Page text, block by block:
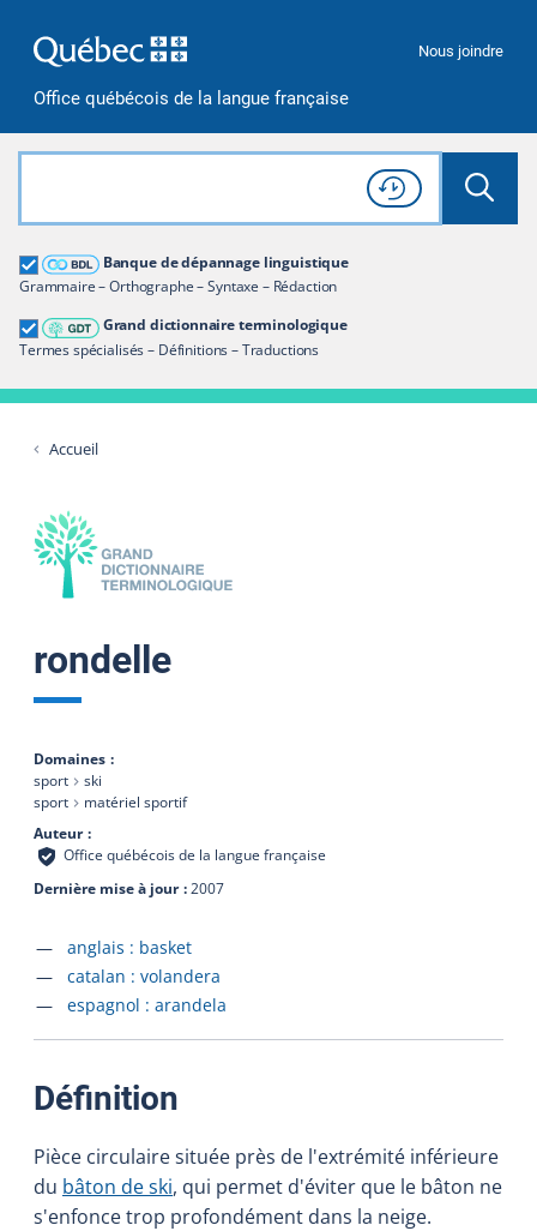
Office québécois de la langue française
Nous joindre
Rechercher dans tout le site
Lancer
Consulter l'
Historique
de recherche
Banque de dépannage linguistique
Grammaire – Orthographe – Syntaxe – Rédaction
Grand dictionnaire terminologique
Termes spécialisés – Définitions – Traductions
Grand dictionnaire terminologique
Restreindre aux termes
Accueil
rondelle
Domaines
sport
ski
sport
matériel sportif
Auteur
Office québécois de la langue française
Dernière mise à jour 2007
Accéder à la fiche en
anglais : basket
Accéder à la fiche en
catalan : volandera
Accéder à la fiche en
espagnol : arandela
Définition
Pièce circulaire située près de l'extrémité inférieure
du bâton de ski, qui permet d'éviter que le bâton ne
s'enfonce trop profondément dans la neige.